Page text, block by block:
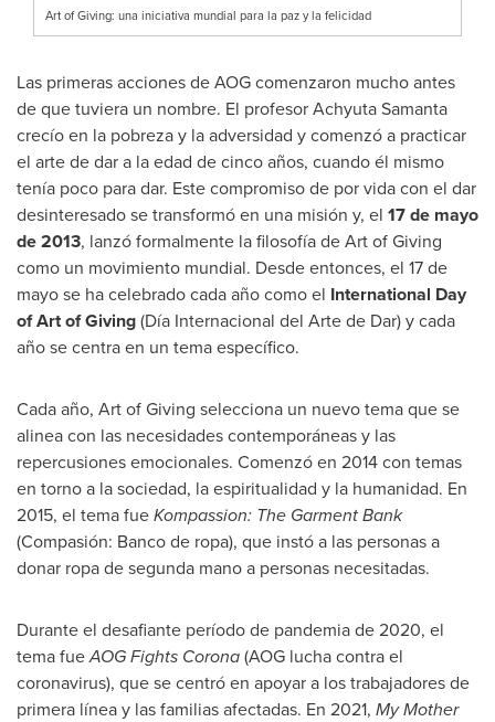
Art of Giving: una iniciativa mundial para la paz y la felicidad
Las primeras acciones de AOG comenzaron mucho antes
de que tuviera un nombre. El profesorAchyuta Samanta
crecío en la pobreza y la adversidad y comenzó a practicar
el arte de dar a la edad de cinco años, cuando él mismo
tenía poco para dar. Este compromiso de por vida con el dar
desinteresado se transformó en una misión y, el 17 de mayo
de 2013, lanzó formalmente la filosofía de Art of Giving
como un movimiento mundial. Desde entonces, el 17 de
mayo se ha celebrado cada año como el International Day
of Art of Giving(Día Internacional del Arte de Dar) y cada
año se centra en un tema específico.
Cada año, Art of Giving selecciona un nuevo tema que se
alinea con las necesidades contemporáneas y las
repercusiones emocionales. Comenzó en 2014 con temas
en torno a la sociedad, la espiritualidad y la humanidad. En
2015, el tema fueKompassion: The Garment Bank
(Compasión: Banco de ropa), que instó a las personas a
donar ropa de segunda mano a personas necesitadas.
Durante el desafiante período de pandemia de 2020, el
tema fueAOG Fights Corona(AOG lucha contra el
coronavirus), que se centró en apoyar a los trabajadores de
primera línea y las familias afectadas. En 2021, My Mother